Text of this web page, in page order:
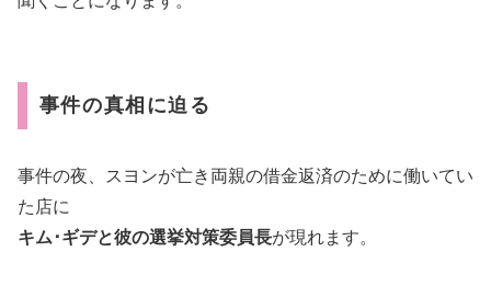
事件の真相に迫る
事件の夜、スヨンが亡き両親の借金返済のために働いてい
た店に
キム･ギデと彼の選挙対策委員長が現れます。